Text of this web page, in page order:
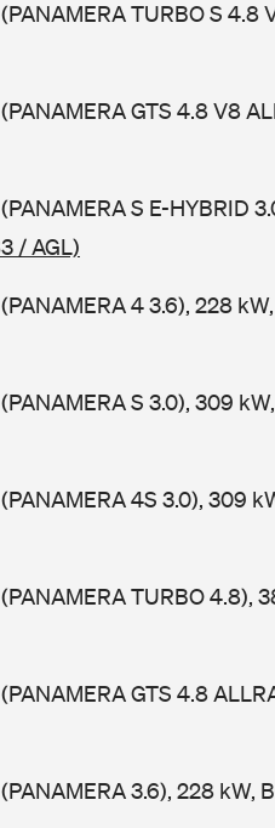
TURBO S 4.8
GTS 4.8 V8
S E-HYBRID
/ AGL)
4 3.6), 228
S 3.0), 309
4S 3.0), 309
TURBO 4.8),
GTS 4.8
3.6), 228 kW,